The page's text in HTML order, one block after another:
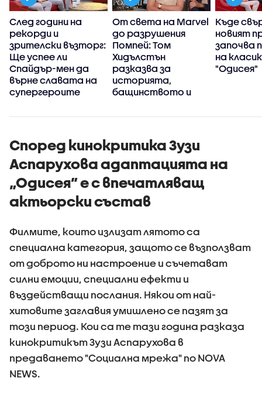
След години на
рекорди и
зрителски възторг:
Ще успее ли
Спайдър-мен да
върне славата на
супергероите
От света на Marvel
до разрушения
Помпей: Том
Хидълстън
разказва за
историята,
бащинството и
Къде
новият
започва
на
"Одисея"
Според кинокритика Зузи
Аспарухова адаптацията на
„Одисея” е с впечатляващ
актьорски състав
Филмите, които излизат лятото са
специална категория, защото се възползват
от доброто ни настроение и съчетават
силни емоции, специални ефекти и
въздействащи послания. Някои от най-
хитовите заглавия умишлено се пазят за
този период. Кои са те тази година разказа
кинокритикът Зузи Аспарухова в
предаването "Социална мрежа" по NOVA
NEWS.